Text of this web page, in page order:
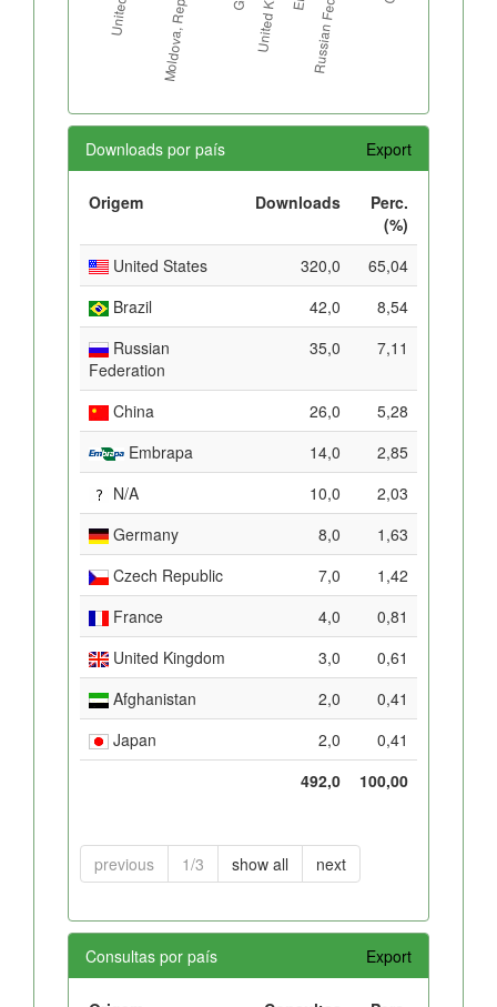
Downloads por país Export
Origem Downloads
Perc.
(%)
United States
320,0
65,04
Brazil
42,0
8,54
Russian
Federation
35,0 7,11
China 26,0
5,28
Embrapa
14,0
2,85
N/A
10,0
2,03
Germany
8,0
1,63
Czech Republic
7,0
1,42
France
4,0
0,81
United Kingdom
3,0
0,61
Afghanistan
2,0
0,41
Japan
2,0
0,41
492,0
100,00
previous 1/3 show all next
Consultas por país Export